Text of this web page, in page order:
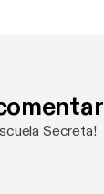
Secreta!